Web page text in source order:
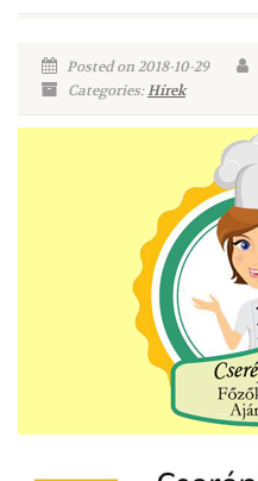
Posted on 2018-10-29
Categories:Hírek